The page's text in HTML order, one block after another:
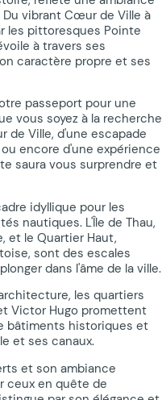
vibrant Cœur de Ville à
les pittoresques Pointe
à travers ses
caractère propre et ses
passeport pour une
vous soyez à la recherche
de Ville, d'une escapade
encore d'une expérience
saura vous surprendre et
idyllique pour les
nautiques. L'Île de Thau,
et le Quartier Haut,
sont des escales
dans l'âme de la ville.
les quartiers
Victor Hugo promettent
bâtiments historiques et
et ses canaux.
et son ambiance
ceux en quête de